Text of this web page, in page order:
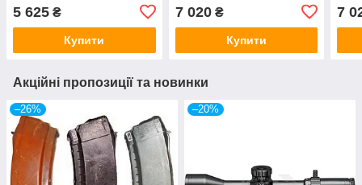
5 625 ₴
Купити
7 020₴
Купити
7
Акційні пропозиції та новинки
–26% –20%